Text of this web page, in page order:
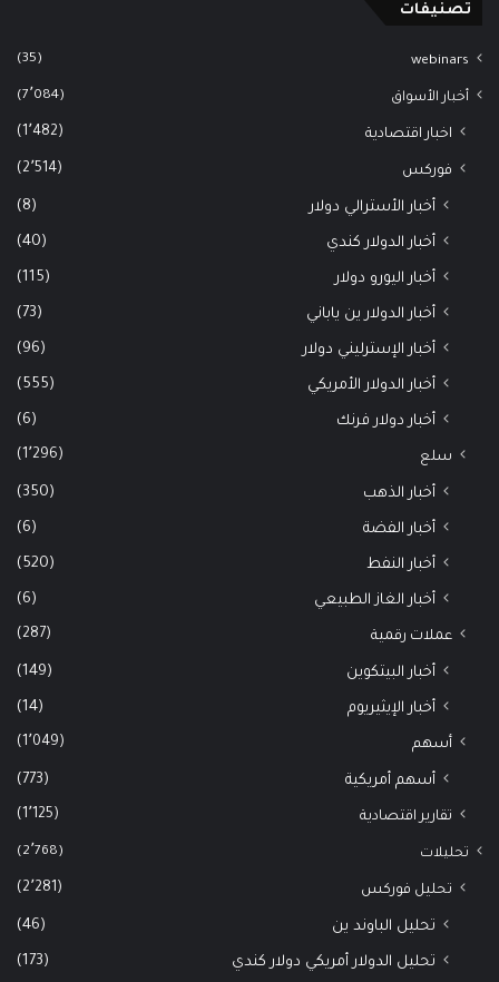
تصنيفات
webinars
(35)
أخبار الأسواق (7٬084)
اخبار اقتصادية (1٬482)
فوركس (2٬514)
أخبار الأسترالي دولار (8)
أخبار الدولار كندي (40)
أخبار اليورو دولار (115)
أخبار الدولار ين ياباني (73)
أخبار الإسترليني دولار (96)
أخبار الدولار الأمريكي (555)
أخبار دولار فرنك (6)
سلع (1٬296)
أخبار الذهب (350)
أخبار الفضة (6)
أخبار النفط (520)
أخبار الغاز الطبيعي (6)
عملات رقمية (287)
أخبار البيتكوين (149)
أخبار الإيثيريوم (14)
أسهم (1٬049)
أسهم أمريكية (773)
تقارير اقتصادية (1٬125)
تحليلات (2٬768)
تحليل فوركس (2٬281)
تحليل الباوند ين (46)
تحليل الدولار أمريكي دولار كندي (173)